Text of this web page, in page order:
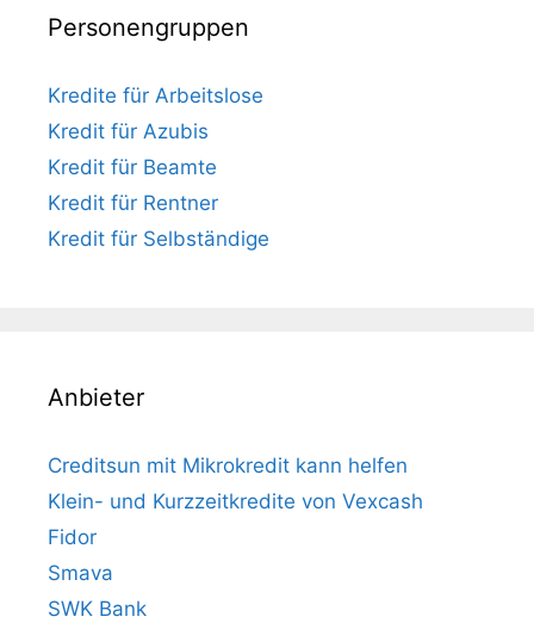
Personengruppen
Kredite für Arbeitslose
Kredit für Azubis
Kredit für Beamte
Kredit für Rentner
Kredit für Selbständige
Anbieter
Creditsun mit Mikrokredit kann helfen
Klein- und Kurzzeitkredite von Vexcash
Fidor
Smava
SWK Bank